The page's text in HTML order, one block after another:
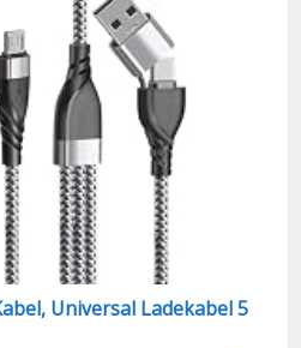
Universal Ladekabel 5